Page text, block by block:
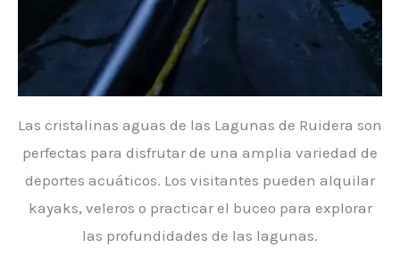
Las cristalinas aguas de las Lagunas de Ruidera son
perfectas para disfrutar de una amplia variedad de
deportes acuáticos. Los visitantes pueden alquilar
kayaks, veleros o practicar el buceo para explorar
las profundidades de las lagunas.